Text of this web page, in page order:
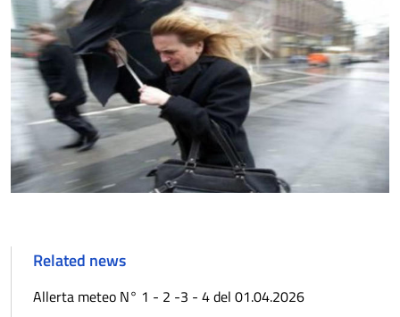
Related news
Allerta meteo N° 1 - 2 -3 - 4 del 01.04.2026